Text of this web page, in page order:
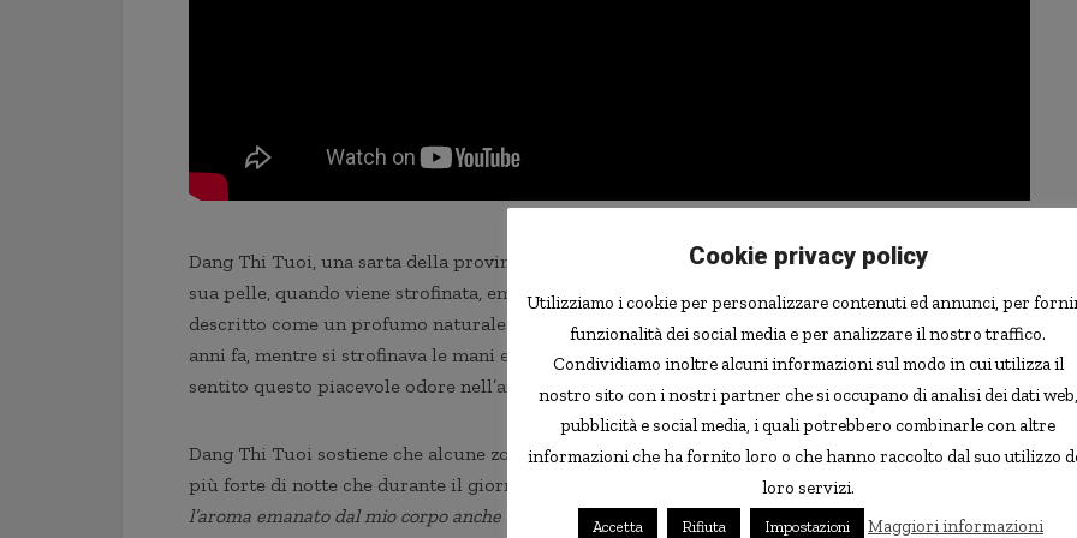
Dang Thi Tuoi, una sarta della provincia vietnamita, avrebbe un “superpotere” moltocurioso
sua pelle, quando viene strofinata, emette un profumo dolce e floreale che potrebbe essere
descritto come un profumo naturale. Dang ha scoperto quest stranezza del suo corpo un paio di
anni fa, mentre si strofinava le mani e i piedi dopo una giornata intensa. Improvvisamente ha
sentito questo piacevole odore nell’aria, e alla fine ha capito che veniva dal suo stesso corpo.
Dang Thi Tuoi sostiene che alcune zone del suo corpo sono più profumate di altre, e che l’odore è
più forte di notte che durante il giorno. “
i notte, le persone intorno a me possono ancora sentire
l’aroma emanato dal mio corpo anche se sono seduta a metri di distanza da loro“, ha detto la signora
Cookie privacy policy
Utilizziamo i cookie per personalizzare contenuti ed annunci, per
funzionalità dei social media e per analizzare il nostro traffico.
Condividiamo inoltre alcuni informazioni sul modo in cui utilizza il
nostro sito con i nostri partner che si occupano di analisi dei dati web,
pubblicità e social media, i quali potrebbero combinarle con altre
informazioni che ha fornito loro o che hanno raccolto dal suo utilizzo
loro servizi.
Accetta Rifiuta Impostazioni Maggiori informazioni